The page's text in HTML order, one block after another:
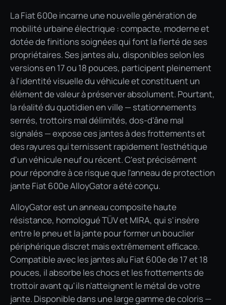
La Fiat 600e incarne une nouvelle génération de
mobilité urbaine électrique : compacte, moderne et
dotée de finitions soignées qui font la fierté de ses
propriétaires. Ses jantes alu, disponibles selon les
versions en 17 ou 18 pouces, participent pleinement
à l'identité visuelle du véhicule et constituent un
élément de valeur à préserver absolument. Pourtant,
la réalité du quotidien en ville — stationnements
serrés, trottoirs mal délimités, dos-d'âne mal
signalés — expose ces jantes à des frottements et
des rayures qui ternissent rapidement l'esthétique
d'un véhicule neuf ou récent. C'est précisément
pour répondre à ce risque que l'anneau de protection
jante Fiat 600e AlloyGator a été conçu.
AlloyGator est un anneau composite haute
résistance, homologué TÜV et MIRA, qui s'insère
entre le pneu et la jante pour former un bouclier
périphérique discret mais extrêmement efficace.
Compatible avec les jantes alu Fiat 600e de 17 et 18
pouces, il absorbe les chocs et les frottements de
trottoir avant qu'ils n'atteignent le métal de votre
jante. Disponible dans une large gamme de coloris —